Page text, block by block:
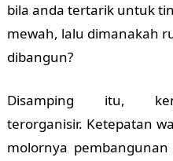
bila anda tertarik untuk
mewah, lalu dimanakah
dibangun?
Disamping itu,
terorganisir. Ketepatan
molornya